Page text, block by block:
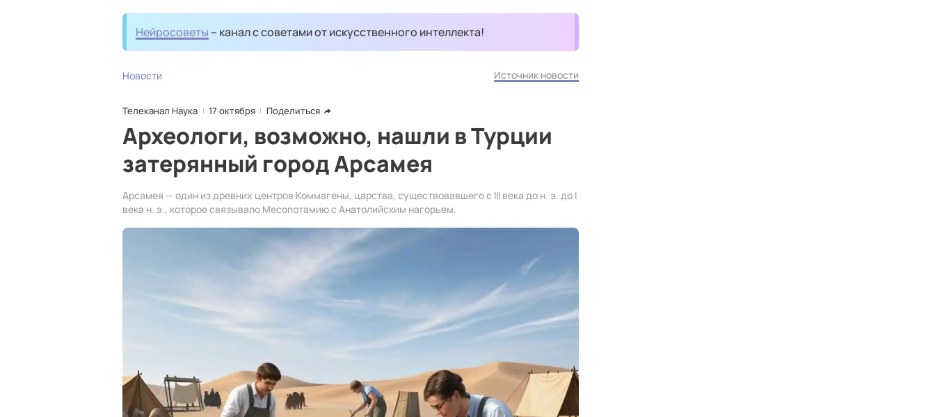
Нейросоветы – канал с советами от искусственного интеллекта!
Новости Источник новости
Телеканал Наука 17 октября Поделиться
Археологи, возможно, нашли в Турции
затерянный город Арсамея
Арсамея — один из древних центров Коммагены, царства, существовавшего с III века до н. э. до I
века н. э., которое связывало Месопотамию с Анатолийским нагорьем.